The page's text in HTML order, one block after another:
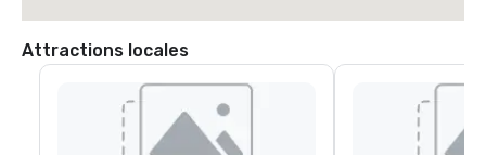
Attractions locales